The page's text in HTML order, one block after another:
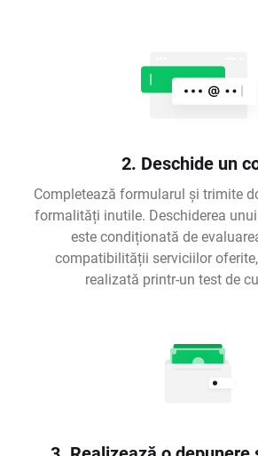
2. Deschide un
Completează formularul și trimite
formalități inutile. Deschiderea
este condiționată de
compatibilității serviciilor
realizată printr-un test de